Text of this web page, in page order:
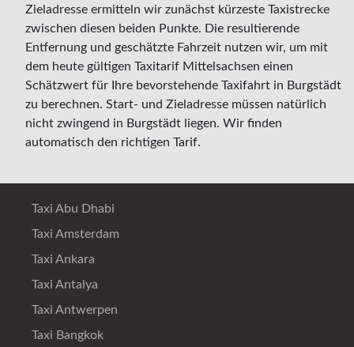
Zieladresse ermitteln wir zunächst kürzeste Taxistrecke
zwischen diesen beiden Punkte. Die resultierende
Entfernung und geschätzte Fahrzeit nutzen wir, um mit
dem heute gültigen Taxitarif Mittelsachsen einen
Schätzwert für Ihre bevorstehende Taxifahrt in Burgstädt
zu berechnen. Start- und Zieladresse müssen natürlich
nicht zwingend in Burgstädt liegen. Wir finden
automatisch den richtigen Tarif.
Taxi Abu Dhabi
Taxi Amsterdam
Taxi Ankara
Taxi Antalya
Taxi Antwerpen
Taxi Bangkok